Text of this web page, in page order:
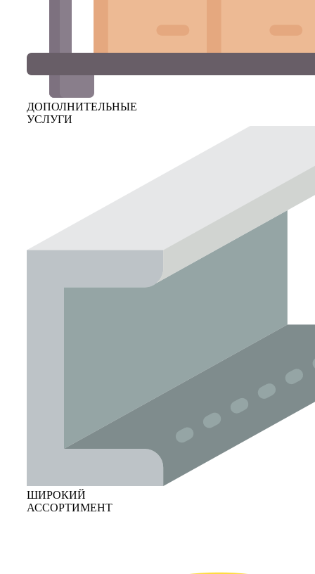
ДОПОЛНИТЕЛЬНЫЕ
УСЛУГИ
ШИРОКИЙ
АССОРТИМЕНТ